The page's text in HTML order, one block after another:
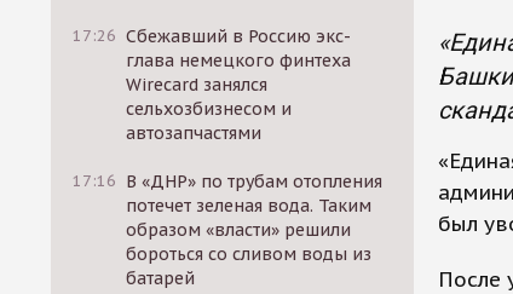
17:26 Сбежавший в Россию экс-
глава немецкого финтеха
Wirecard занялся
сельхозбизнесом и
автозапчастями
17:16 В «ДНР» по трубам отопления
потечет зеленая вода. Таким
образом «власти» решили
бороться со сливом воды из
батарей
был
После